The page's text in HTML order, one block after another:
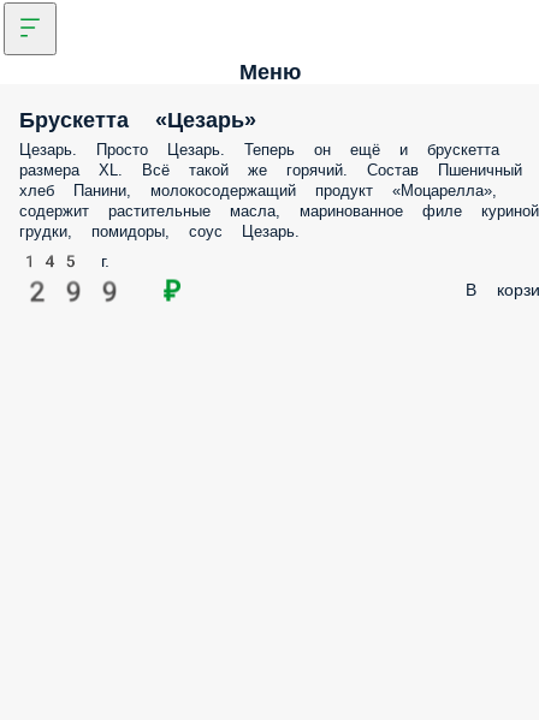
Меню
Брускетта «Цезарь»
Цезарь. Просто Цезарь. Теперь он ещё и брускетта
размера XL. Всё такой же горячий. Состав Пшеничный
хлеб Панини, молокосодержащий продукт «Моцарелла»,
содержит растительные масла, маринованное филе куриной
грудки, помидоры, соус Цезарь.
145 г.
299 ₽ В